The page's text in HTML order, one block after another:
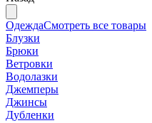
ОдеждаСмотреть все товары
Блузки
Брюки
Ветровки
Водолазки
Джемперы
Джинсы
Дубленки